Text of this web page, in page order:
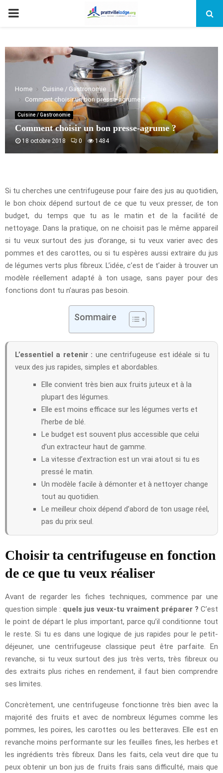
PRIMARY
Home
Cuisine / Gastronomie
Comment choisir un bon presse-agrume ?
Cuisine / Gastronomie
Comment choisir un bon presse-agrume ?
18 octobre 2018 0 1484
Si tu cherches une centrifugeuse pour faire des jus au quotidien,
le bon choix dépend surtout de ce que tu veux presser, de ton
budget, du temps que tu as le matin et de la facilité de
nettoyage. Dans la pratique, on ne choisit pas le même appareil
si tu veux surtout des jus d’orange, si tu veux varier avec des
pommes et des carottes, ou si tu espères aussi extraire du jus
de légumes verts plus fibreux. L’idée, c’est de t’aider à trouver un
modèle réellement adapté à ton usage, sans payer pour des
fonctions dont tu n’auras pas besoin.
Sommaire
L’essentiel a retenir : une centrifugeuse est idéale si tu
veux des jus rapides, simples et abordables.
Elle convient très bien aux fruits juteux et à la
plupart des légumes.
Elle est moins efficace sur les légumes verts et
l’herbe de blé.
Le budget est souvent plus accessible que celui
d’un extracteur haut de gamme.
La vitesse d’extraction est un vrai atout si tu es
pressé le matin.
Un modèle facile à démonter et à nettoyer change
tout au quotidien.
Le meilleur choix dépend d’abord de ton usage réel,
pas du prix seul.
Choisir ta centrifugeuse en fonction
de ce que tu veux réaliser
Avant de regarder les fiches techniques, commence par une
question simple : quels jus veux-tu vraiment préparer ? C’est
le point de départ le plus important, parce qu’il conditionne tout
le reste. Si tu es dans une logique de jus rapides pour le petit-
déjeuner, une centrifugeuse classique peut être parfaite. En
revanche, si tu veux surtout des jus très verts, très fibreux ou
des extraits plus riches en rendement, il faut bien comprendre
ses limites.
Concrètement, une centrifugeuse fonctionne très bien avec la
majorité des fruits et avec de nombreux légumes comme les
pommes, les poires, les carottes ou les betteraves. Elle est en
revanche moins performante sur les feuilles fines, les herbes et
les ingrédients très fibreux. Dans les faits, cela veut dire que tu
peux obtenir un bon jus de fruits frais sans difficulté, mais que